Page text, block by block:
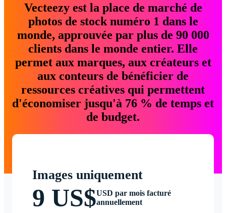
Vecteezy est la place de marché de
photos de stock numéro 1 dans le
monde, approuvée par plus de 90 000
clients dans le monde entier. Elle
permet aux marques, aux créateurs et
aux conteurs de bénéficier de
ressources créatives qui permettent
d'économiser jusqu'à 76 % de temps et
de budget.
Images uniquement
9 US$USD par mois facturé
annuellement